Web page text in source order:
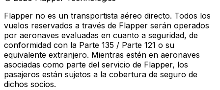
Flapper no es un transportista aéreo directo. Todos los
vuelos reservados a través de Flapper serán operados
por aeronaves evaluadas en cuanto a seguridad, de
conformidad con la Parte 135 / Parte 121 o su
equivalente extranjero. Mientras estén en aeronaves
asociadas como parte del servicio de Flapper, los
pasajeros están sujetos a la cobertura de seguro de
dichos socios.